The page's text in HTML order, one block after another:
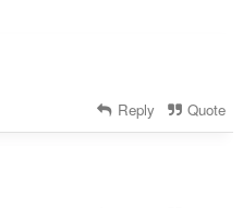
Reply Quote